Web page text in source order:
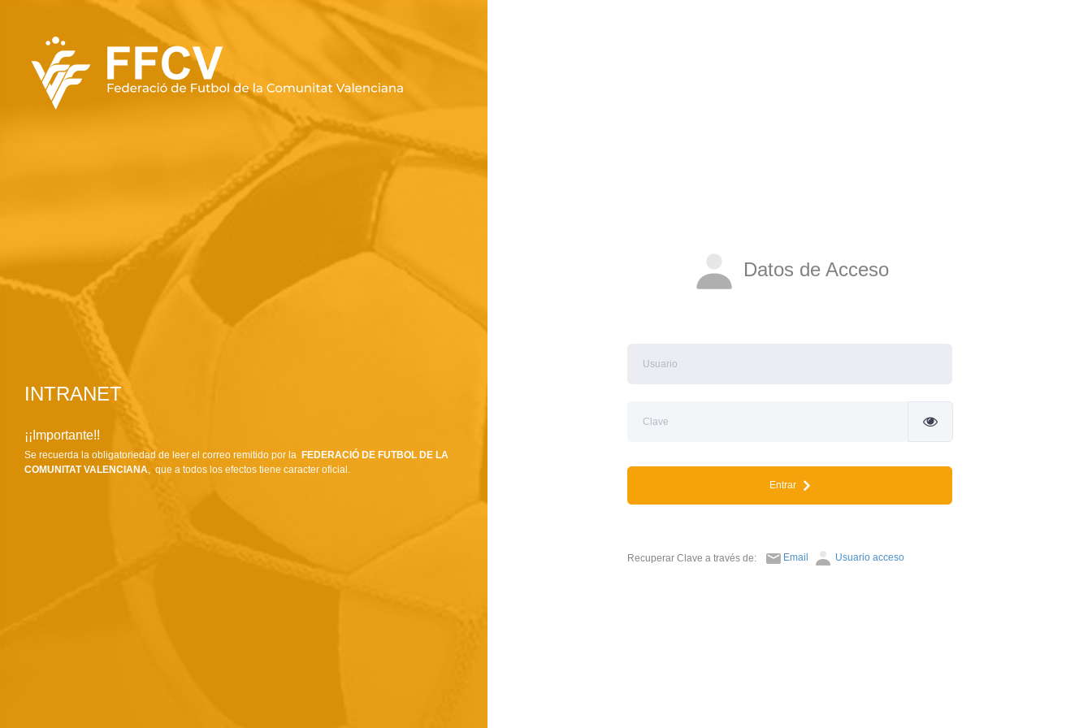
INTRANET
¡¡Importante!!
Se recuerda la obligatoriedad de leer el correo remitido por la FEDERACIÓ DE FUTBOL DE LA
COMUNITAT VALENCIANA , que a todos los efectos tiene caracter oficial.
Datos de Acceso
Entrar
Recuperar Clave a través de: Email Usuario acceso